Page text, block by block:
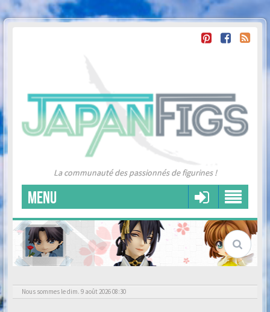
La communauté des passionnés de figurines !
MENU
Nous sommes le dim. 9 août 2026 08:30